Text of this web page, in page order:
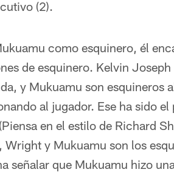
(2).
como esquinero, él
de esquinero. Kelvin Joseph
y Mukuamu son esquineros
al jugador. Ese ha sido el
en el estilo de Richard
y Mukuamu son los
señalar que Mukuamu hizo